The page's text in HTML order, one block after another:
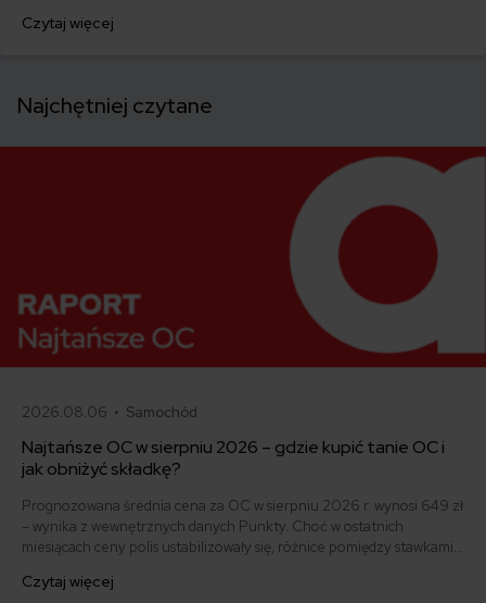
przebiega wycena szkody, kiedy potrzebny jest rzeczoznawca i co
Czytaj więcej
Najchętniej czytane
2026.08.06 • Samochód
Najtańsze OC w sierpniu 2026 – gdzie kupić tanie OC i
jak obniżyć składkę?
Prognozowana średnia cena za OC w sierpniu 2026 r. wynosi 649 zł
– wynika z wewnętrznych danych Punkty. Choć w ostatnich
miesiącach ceny polis ustabilizowały się, różnice pomiędzy stawkami
500 zł, inni – powyżej 1500 zł. Gdzie znaleźć najtańsze OC w Polsce
Czytaj więcej